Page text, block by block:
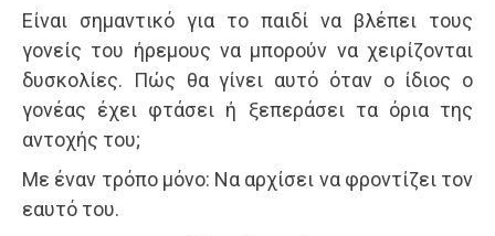
Είναι σημαντικό για το παιδί να βλέπει τους
γονείς του ήρεμους να μπορούν να χειρίζονται
δυσκολίες. Πώς θα γίνει αυτό όταν ο ίδιος ο
γονέας έχει φτάσει ή ξεπεράσει τα όρια της
αντοχής του;
Με έναν τρόπο μόνο: Να αρχίσει να φροντίζει τον
εαυτό του.